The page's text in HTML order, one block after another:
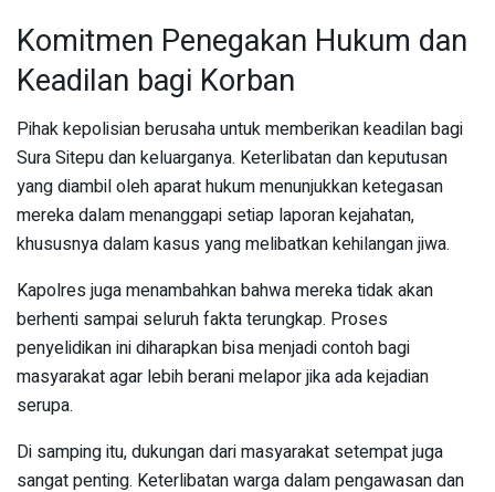
Komitmen Penegakan Hukum dan
Keadilan bagi Korban
Pihak kepolisian berusaha untuk memberikan keadilan bagi
Sura Sitepu dan keluarganya. Keterlibatan dan keputusan
yang diambil oleh aparat hukum menunjukkan ketegasan
mereka dalam menanggapi setiap laporan kejahatan,
khususnya dalam kasus yang melibatkan kehilangan jiwa.
Kapolres juga menambahkan bahwa mereka tidak akan
berhenti sampai seluruh fakta terungkap. Proses
penyelidikan ini diharapkan bisa menjadi contoh bagi
masyarakat agar lebih berani melapor jika ada kejadian
serupa.
Di samping itu, dukungan dari masyarakat setempat juga
sangat penting. Keterlibatan warga dalam pengawasan dan